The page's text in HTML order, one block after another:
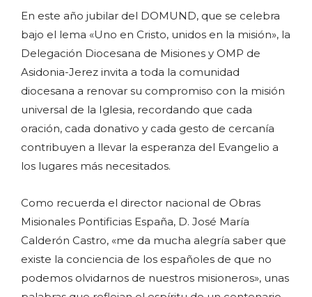
En este año jubilar del DOMUND, que se celebra
bajo el lema «Uno en Cristo, unidos en la misión», la
Delegación Diocesana de Misiones y OMP de
Asidonia-Jerez invita a toda la comunidad
diocesana a renovar su compromiso con la misión
universal de la Iglesia, recordando que cada
oración, cada donativo y cada gesto de cercanía
contribuyen a llevar la esperanza del Evangelio a
los lugares más necesitados.
Como recuerda el director nacional de Obras
Misionales Pontificias España, D. José María
Calderón Castro, «me da mucha alegría saber que
existe la conciencia de los españoles de que no
podemos olvidarnos de nuestros misioneros», unas